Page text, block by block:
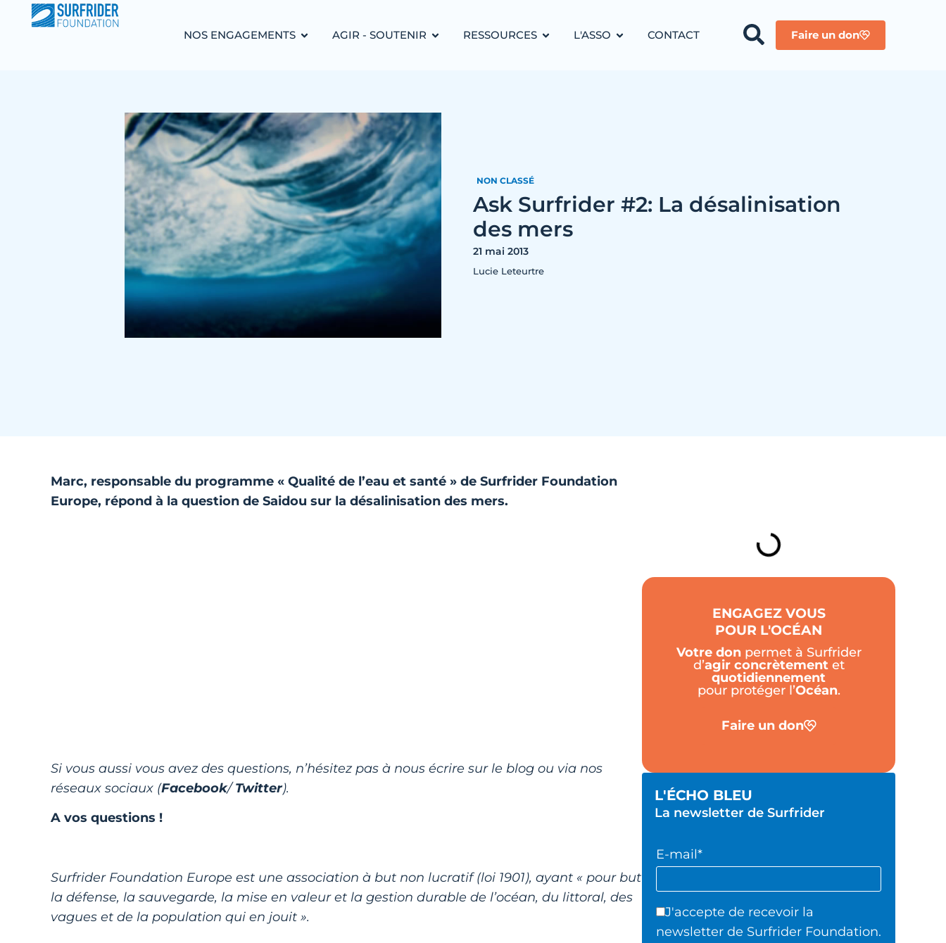
NOS ENGAGEMENTS AGIR - SOUTENIR RESSOURCES L'ASSO CONTACT Faire un don
NON CLASSÉ
Ask Surfrider #2: La désalinisation
des mers
21 mai 2013
Lucie Leteurtre
Marc, responsable du programme « Qualité de l’eau et santé » de Surfrider Foundation
Europe, répond à la question de Saidou sur la désalinisation des mers.
Si vous aussi vous avez des questions, n’hésitez pas à nous écrire sur le blog ou via nos
réseaux sociaux (Facebook/Twitter).
A vos questions !
Surfrider Foundation Europe est une association à but non lucratif (loi 1901), ayant « pour but
la défense, la sauvegarde, la mise en valeur et la gestion durable de l’océan, du littoral, des
vagues et de la population qui en jouit ».
ENGAGEZ VOUS
POUR L'OCÉAN
Votre donpermet à Surfrider
d’agir concrètementet
quotidiennement
pour protéger l’Océan.
Faire un don
L'ÉCHO BLEU
La newsletter de Surfrider
E-mail*
J'accepte de recevoir la
newsletter de Surfrider Foundation.